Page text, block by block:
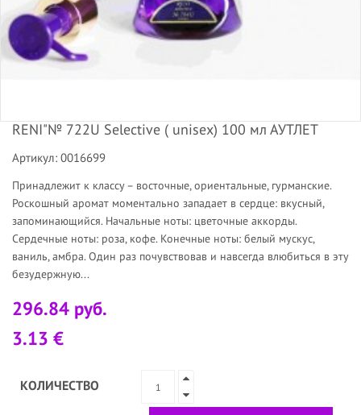
RENI"№ 722U Selective ( unisex) 100 мл АУТЛЕТ
Артикул: 0016699
Принадлежит к классу – восточные, ориентальные, гурманские.
Роскошный аромат моментально западает в сердце: вкусный,
запоминающийся. Начальные ноты: цветочные аккорды.
Сердечные ноты: роза, кофе. Конечные ноты: белый мускус,
ваниль, амбра. Один раз почувствовав и навсегда влюбиться в эту
безудержную...
296.84 руб.
3.13 €
КОЛИЧЕСТВО